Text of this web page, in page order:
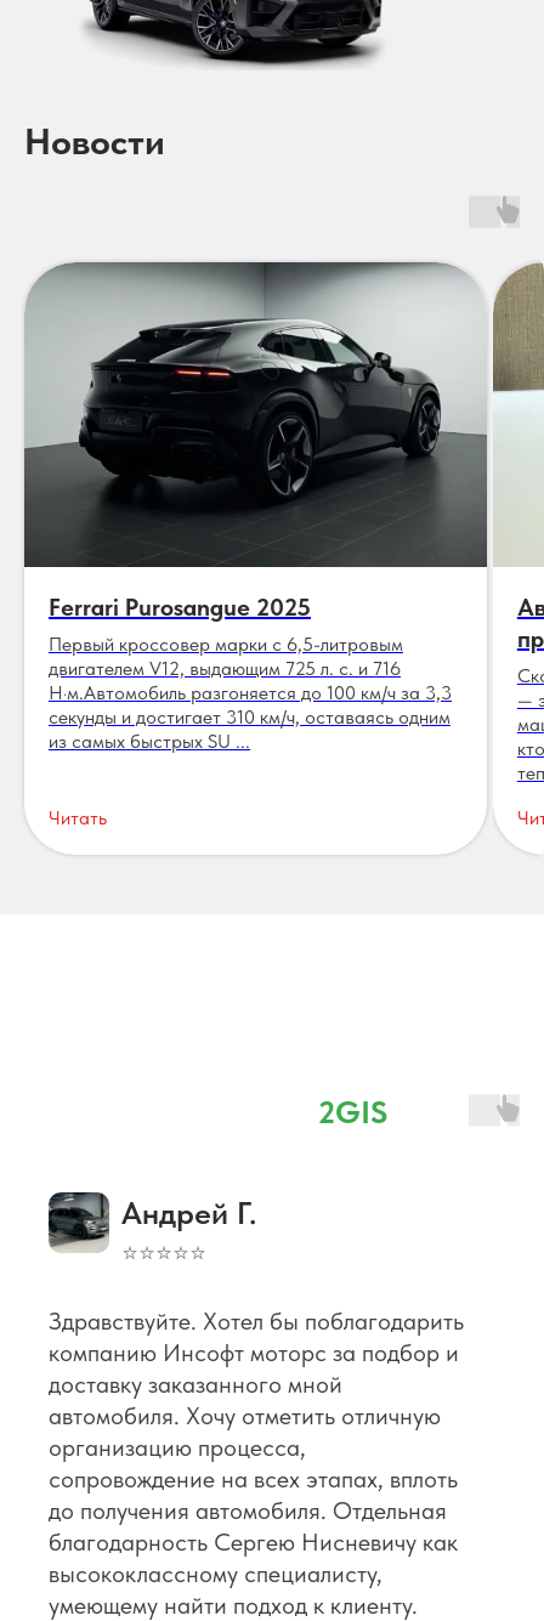
Новости
Ferrari Purosangue 2025
Первый кроссовер марки с 6,5-литровым
двигателем V12, выдающим 725 л. с. и 716
Н·м.Автомобиль разгоняется до 100 км/ч за 3,3
секунды и достигает 310 км/ч, оставаясь одним
из самых быстрых SU ...
Читать
—
2GIS
Андрей Г.
⭐⭐⭐⭐⭐
Здравствуйте. Хотел бы поблагодарить
компанию Инсофт моторс за подбор и
доставку заказанного мной
автомобиля. Хочу отметить отличную
организацию процесса,
сопровождение на всех этапах, вплоть
до получения автомобиля. Отдельная
благодарность Сергею Нисневичу как
высококлассному специалисту,
умеющему найти подход к клиенту.